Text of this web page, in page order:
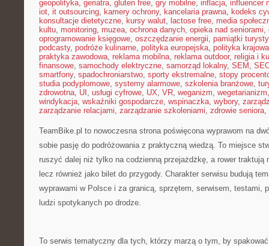
geopolityka, geriatra, gluten free, gry mobilne, inflacja, influencer
iot, it outsourcing, kamery ochrony, kancelaria prawna, kodeks
konsultacje dietetyczne, kursy walut, lactose free, media
kultu, monitoring, muzea, ochrona danych, opieka nad seniorami,
oprogramowanie księgowe, oszczędzanie energii, pamiątki
podcasty, podróże kulinarne, polityka europejska, polityka krajowa
praktyka zawodowa, reklama mobilna, reklama outdoor, religia i
finansowe, samochody elektryczne, samorząd lokalny, SEM ,
smartfony, spadochroniarstwo, sporty ekstremalne, stopy
studia podyplomowe, systemy alarmowe, szkolenia branżowe,
zdrowotna, UI , usługi cyfrowe, UX, VR, weganizm, wegetarianizm
windykacja, wskaźniki gospodarcze, wspinaczka, wybory,
zarządzanie relacjami, zarządzanie szkoleniami, zdrowie seniora,
TeamBike.pl to nowoczesna strona poświęcona wyprawom na
sobie pasję do podróżowania z praktyczną wiedzą. To miejsce
ruszyć dalej niż tylko na codzienną przejażdżkę, a rower traktują
lecz również jako bilet do przygody. Charakter serwisu budują
wyprawami w Polsce i za granicą, sprzętem, serwisem, testami,
ludzi spotykanych po drodze.
To serwis tematyczny dla tych, którzy marzą o tym, by